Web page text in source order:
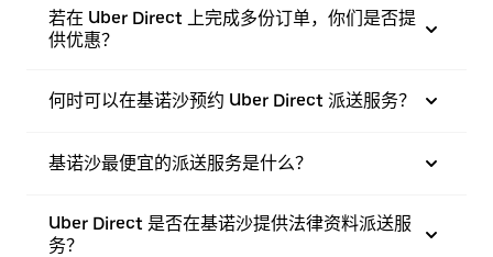
若在 Uber Direct 上完成多份订单，你们是否提
供优惠？
何时可以在基诺沙预约 Uber Direct 派送服务？
基诺沙最便宜的派送服务是什么？
Uber Direct 是否在基诺沙提供法律资料派送服
务？